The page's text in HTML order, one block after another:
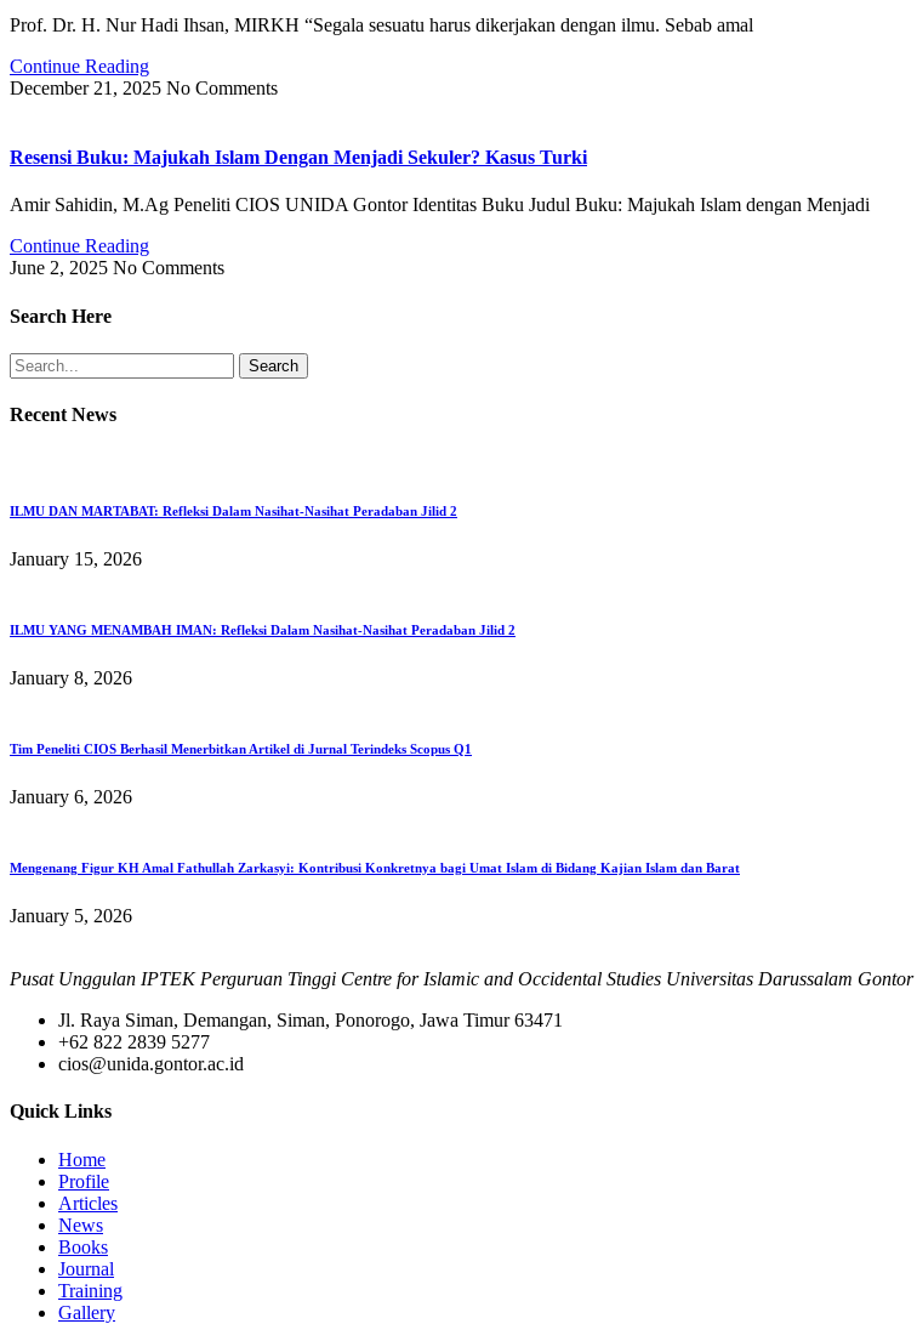
Prof. Dr. H. Nur Hadi Ihsan, MIRKH “Segala sesuatu harus dikerjakan dengan ilmu. Sebab amal
Continue Reading
December 21, 2025 No Comments
Resensi Buku: Majukah Islam Dengan Menjadi Sekuler? Kasus Turki
Amir Sahidin, M.Ag Peneliti CIOS UNIDA Gontor Identitas Buku Judul Buku: Majukah Islam dengan Menjadi
Continue Reading
June 2, 2025 No Comments
Search Here
Search
Recent News
ILMU DAN MARTABAT: Refleksi Dalam Nasihat-Nasihat Peradaban Jilid 2
January 15, 2026
ILMU YANG MENAMBAH IMAN: Refleksi Dalam Nasihat-Nasihat Peradaban Jilid 2
January 8, 2026
Tim Peneliti CIOS Berhasil Menerbitkan Artikel di Jurnal Terindeks Scopus Q1
January 6, 2026
Mengenang Figur KH Amal Fathullah Zarkasyi: Kontribusi Konkretnya bagi Umat Islam di Bidang Kajian Islam dan Barat
January 5, 2026
Pusat Unggulan IPTEK Perguruan Tinggi Centre for Islamic and Occidental Studies Universitas Darussalam Gontor
Jl. Raya Siman, Demangan, Siman, Ponorogo, Jawa Timur 63471
+62 822 2839 5277
cios@unida.gontor.ac.id
Quick Links
Home
Profile
Articles
News
Books
Journal
Training
Gallery